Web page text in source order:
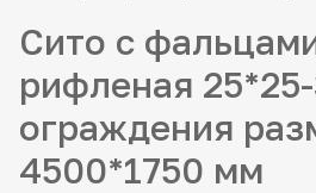
Сито с
рифленая
ограждения
4500*1750 мм